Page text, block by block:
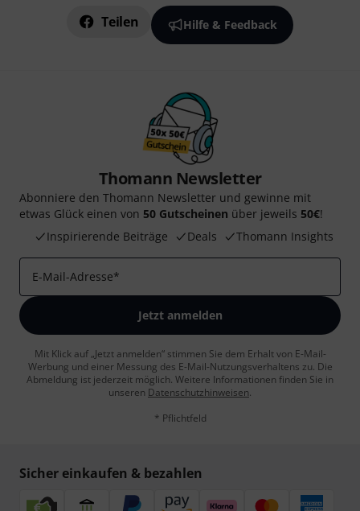
Teilen Hilfe & Feedback
Thomann Newsletter
Abonniere den Thomann Newsletter und gewinne mit
etwas Glück einen von 50 Gutscheinen über jeweils 50€!
Inspirierende Beiträge
Deals Thomann Insights
E-Mail-Adresse*
Jetzt anmelden
Mit Klick auf „Jetzt anmelden“ stimmen Sie dem Erhalt von E-Mail-
Werbung und einer Messung des E-Mail-Nutzungsverhaltens zu. Die
Abmeldung ist jederzeit möglich. Weitere Informationen finden Sie in
unseren Datenschutzhinweisen.
* Pflichtfeld
Sicher einkaufen & bezahlen